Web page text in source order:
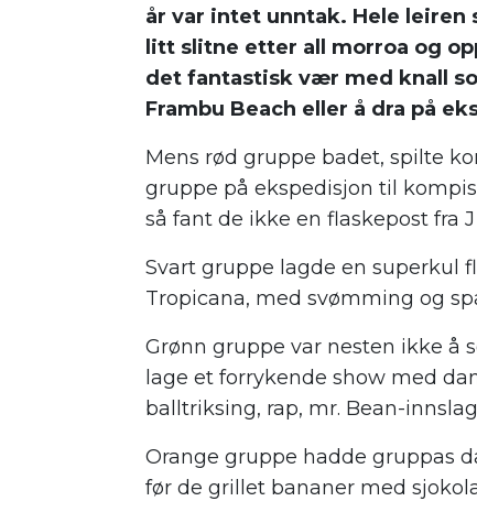
år var intet unntak. Hele
litt slitne etter all morroa og
det fantastisk vær med knall
Frambu Beach eller å dra på
Mens rød gruppe badet, spilte
gruppe på ekspedisjon til
så fant de ikke en flaskepost fra
Svart gruppe lagde en superkul
Tropicana, med svømming og
Grønn gruppe var nesten ikke å
lage et forrykende show med
balltriksing, rap, mr. Bean-
Orange gruppe hadde gruppas
før de grillet bananer med